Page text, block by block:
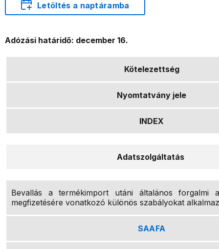
Letöltés a naptáramba
Adózási határidő: december 16.
Kötelezettség
Nyomtatvány jele
INDEX
Adatszolgáltatás
Bevallás a termékimport utáni általános forgalmi
megfizetésére vonatkozó különös szabályokat
SAAFA